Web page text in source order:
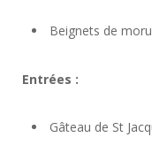
Beignets de
Entrées :
Gâteau de St